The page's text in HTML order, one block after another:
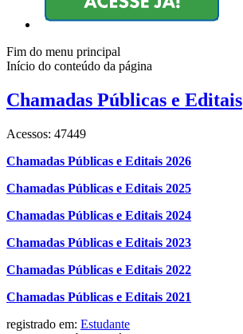
Fim do menu principal
Início do conteúdo da página
Chamadas Públicas e Editais
Acessos: 47449
Chamadas Públicas e Editais 2026
Chamadas Públicas e Editais 2025
Chamadas Públicas e Editais 2024
Chamadas Públicas e Editais 2023
Chamadas Públicas e Editais 2022
Chamadas Públicas e Editais 2021
registrado em: Estudante